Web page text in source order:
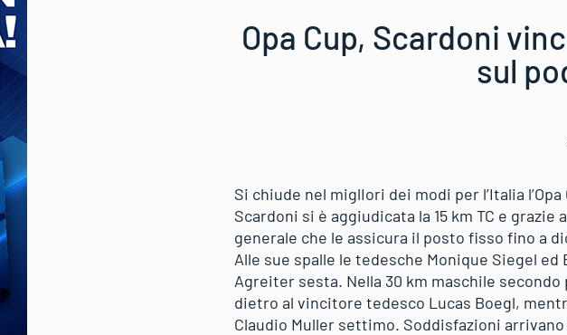
Opa Cup, Scardoni
sul
Si chiude nel miglIori dei modi per l’Italia
Scardoni si è aggiudicata la 15 km TC e
generale che le assicura il posto fisso fino a
Alle sue spalle le tedesche Monique Siegel
Agreiter sesta. Nella 30 km maschile
dietro al vincitore tedesco Lucas Boegl,
Claudio Muller settimo. Soddisfazioni